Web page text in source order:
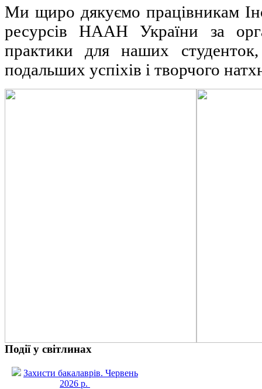
Ми щиро дякуємо працівникам
ресурсів НААН України за
практики для наших
подальших успіхів і творчого
Події у світлинах
Захисти бакалаврів. Червень
2026 р.